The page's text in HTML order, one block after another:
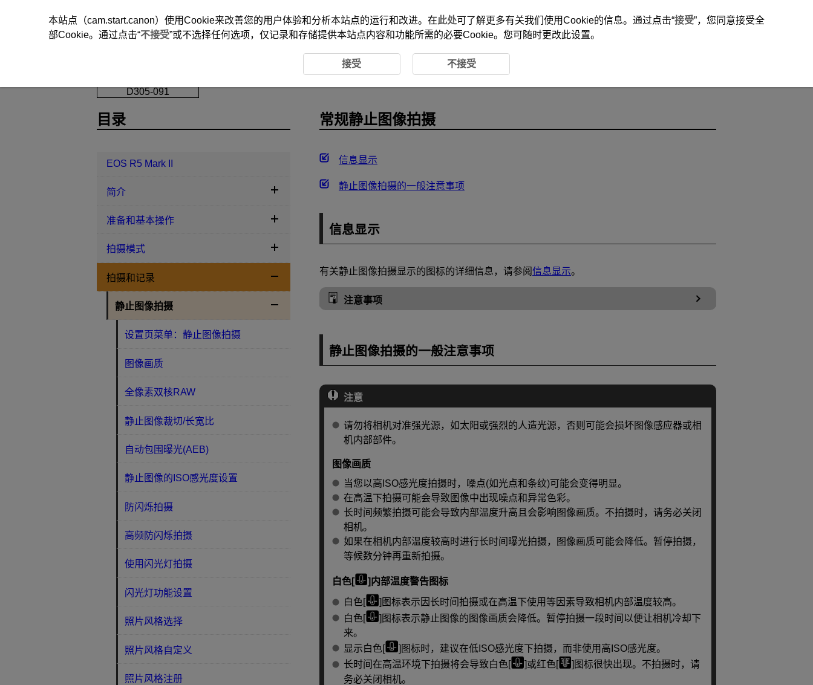
常规静止图像拍摄
D305-091
常规静止图像拍摄
信息显示
静止图像拍摄的一般注意事项
信息显示
有关静止图像拍摄显示的图标的详细信息，请参阅信息显示。
注意事项
静止图像拍摄的一般注意事项
注意
请勿将相机对准强光源，如太阳或强烈的人造光源，否则可能会损坏图像感应器或相
机内部部件。
图像画质
当您以高ISO感光度拍摄时，噪点(如光点和条纹)可能会变得明显。
在高温下拍摄可能会导致图像中出现噪点和异常色彩。
长时间频繁拍摄可能会导致内部温度升高且会影响图像画质。不拍摄时，请务必关闭
相机。
如果在相机内部温度较高时进行长时间曝光拍摄，图像画质可能会降低。暂停拍摄，
等候数分钟再重新拍摄。
白色[ ]内部温度警告图标
白色[
]图标表示因长时间拍摄或在高温下使用等因素导致相机内部温度较高。
白色[
]图标表示静止图像的图像画质会降低。暂停拍摄一段时间以便让相机冷却下
来。
显示白色[
]图标时，建议在低ISO感光度下拍摄，而非使用高ISO感光度。
长时间在高温环境下拍摄将会导致白色[
]或红色[
]图标很快出现。不拍摄时，请
务必关闭相机。
目录
EOS R5 Mark II
简介
准备和基本操作
拍摄模式
拍摄和记录
静止图像拍摄
设置页菜单：静止图像拍摄
图像画质
全像素双核RAW
静止图像裁切/长宽比
自动包围曝光(AEB)
静止图像的ISO感光度设置
防闪烁拍摄
高频防闪烁拍摄
使用闪光灯拍摄
闪光灯功能设置
照片风格选择
照片风格自定义
照片风格注册
本站点（cam.start.canon）使用Cookie来改善您的用户体验和分析本站点的运行和改进。在此处可了解更多有关我们使用Cookie的信息。通过点击“接受”，您同意接受全
部Cookie。通过点击“不接受”或不选择任何选项，仅记录和存储提供本站点内容和功能所需的必要Cookie。您可随时更改此设置。
接受 不接受